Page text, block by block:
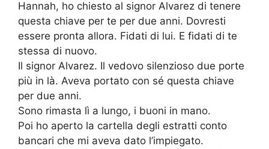
Hannah, ho chiesto al signor Alvarez di tenere
questa chiave per te per due anni. Dovresti
essere pronta allora. Fidati di lui. E fidati di te
stessa di nuovo.
Il signor Alvarez. Il vedovo silenzioso due porte
più in là. Aveva portato con sé questa chiave
per due anni.
Sono rimasta lì a lungo, i buoni in mano.
Poi ho aperto la cartella degli estratti conto
bancari che mi aveva dato l’impiegato.